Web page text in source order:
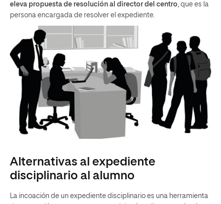
eleva propuesta de resolución al director del centro , que es la
persona encargada de resolver el expediente.
Alternativas al expediente
disciplinario al alumno
La incoación de un expediente disciplinario es una herramienta